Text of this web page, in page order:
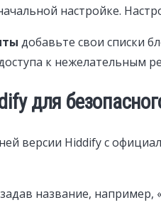
настройке.
добавьте свои списки
к нежелательным
для
версии Hiddify с
название,